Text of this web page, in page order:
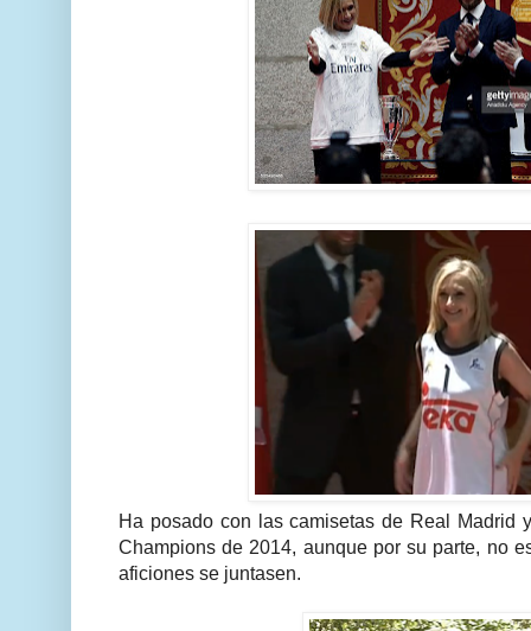
Ha posado con las camisetas de Real Madrid
Champions de 2014, aunque por su parte, no
aficiones se juntasen.